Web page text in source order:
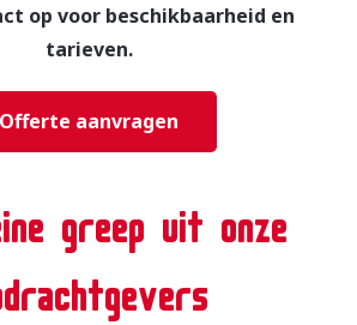
op voor beschikbaarheid en
tarieven.
Offerte aanvragen
greep uit onze